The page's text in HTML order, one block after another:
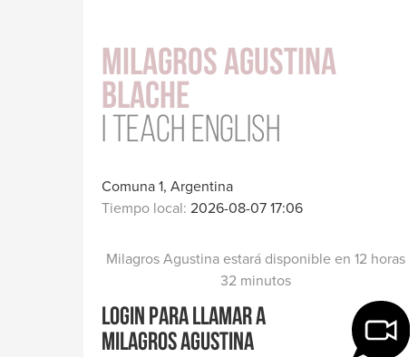
Milagros Agustina
Blache
I teach English
Comuna 1, Argentina
Tiempo local: 2026-08-07 17:06
Milagros Agustina estará disponible en 12 horas
32 minutos
Login para llamar a
Milagros Agustina